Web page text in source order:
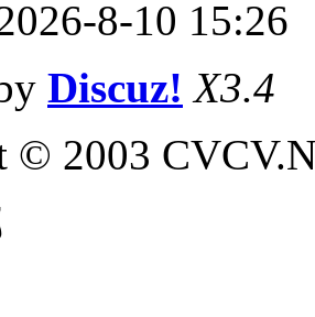
8-10 15:26
Discuz! X3.4
© 2003